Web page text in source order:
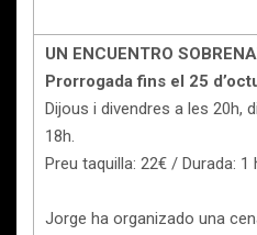
UN ENCUENTRO
Prorrogada fins el 25
Dijous i divendres a les 20h,
18h.
Preu taquilla: 22€ / Durada:
Jorge ha organizado una